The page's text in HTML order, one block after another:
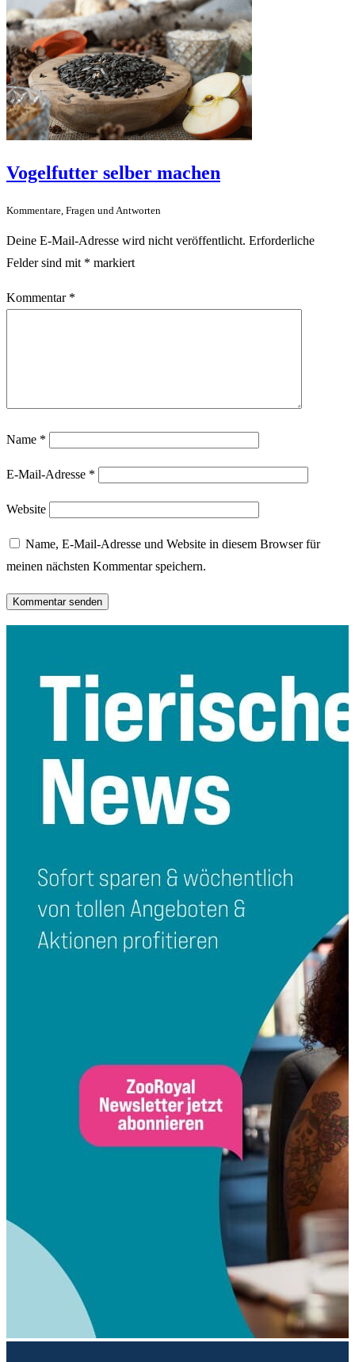
Vogelfutter selber machen
Kommentare, Fragen und Antworten
Deine E-Mail-Adresse wird nicht veröffentlicht. Erforderliche
Felder sind mit * markiert
Kommentar *
Name *
E-Mail-Adresse *
Website
Name, E-Mail-Adresse und Website in diesem Browser für
meinen nächsten Kommentar speichern.